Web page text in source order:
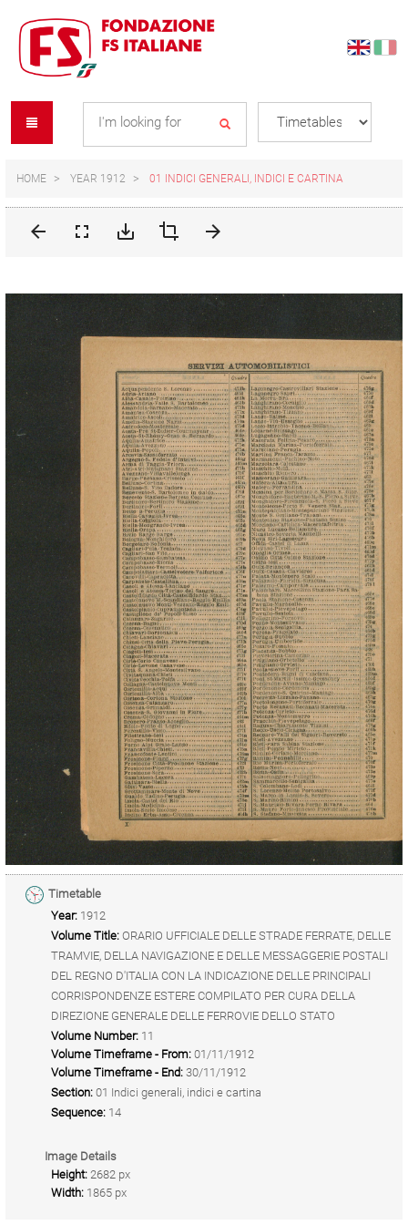
content
navigation
menu
HOME YEAR 1912 01 INDICI GENERALI, INDICI E CARTINA
Timetable
Year: 1912
Volume Title: ORARIO UFFICIALE DELLE STRADE FERRATE, DELLE
TRAMVIE, DELLA NAVIGAZIONE E DELLE MESSAGGERIE POSTALI
DEL REGNO D'ITALIA CON LA INDICAZIONE DELLE PRINCIPALI
CORRISPONDENZE ESTERE COMPILATO PER CURA DELLA
DIREZIONE GENERALE DELLE FERROVIE DELLO STATO
Volume Number: 11
Volume Timeframe - From: 01/11/1912
Volume Timeframe - End: 30/11/1912
Section: 01 Indici generali, indici e cartina
Sequence: 14
Image Details
Height: 2682 px
Width: 1865 px